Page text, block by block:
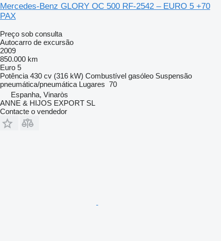
Mercedes-Benz GLORY OC 500 RF-2542 – EURO 5 +70
PAX
Preço sob consulta
Autocarro de excursão
2009
850.000 km
Euro 5
Potência 430 cv (316 kW) Combustível gasóleo Suspensão
pneumática/pneumática Lugares 70
Espanha, Vinaròs
ANNE & HIJOS EXPORT SL
Contacte o vendedor